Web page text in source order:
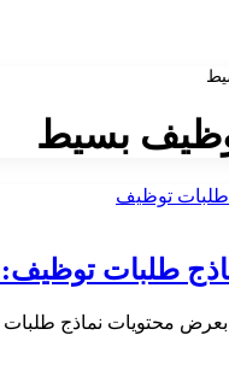
بسيط
طلبات توظيف:
محتويات نماذج